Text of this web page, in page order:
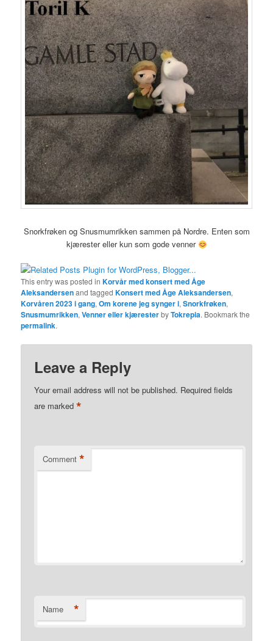
Snorkfrøken og Snusmumrikken sammen på Nordre. Enten som
kjærester eller kun som gode venner
This entry was posted inKorvår med konsert med Åge
Aleksandersenand taggedKonsert med Åge Aleksandersen,
Korvåren 2023 i gang,Om korene jeg synger i,Snorkfrøken,
Snusmumrikken,Venner eller kjæresterbyTokrepia. Bookmark the
permalink.
Leave a Reply
Your email address will not be published. Required fields
are marked*
Comment *
Name *